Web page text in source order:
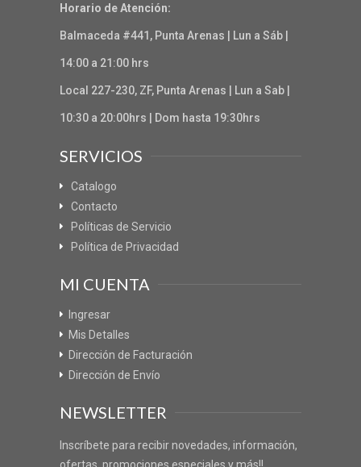
Horario de Atención:
Balmaceda #441, Punta Arenas | Lun a Sáb |
14:00 a 21:00 hrs
Local 227-230, ZF, Punta Arenas | Lun a Sab |
10:30 a 20:00hrs | Dom hasta 19:30hrs
SERVICIOS
Catalogo
Contacto
Políticas de Servicio
Política de Privacidad
MI CUENTA
Ingresar
Mis Detalles
Dirección de Facturación
Dirección de Envío
NEWSLETTER
Inscríbete para recibir novedades, información,
ofertas, promociones especiales y más!!